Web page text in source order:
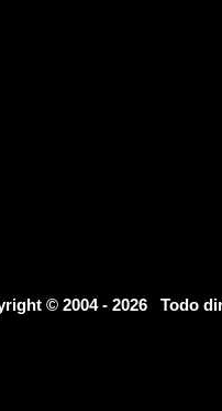
© 2004 - 2026 Todo